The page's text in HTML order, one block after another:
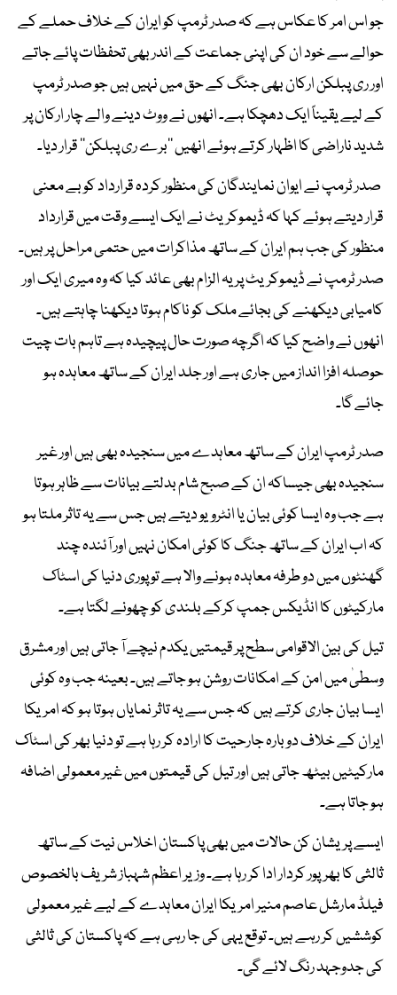
جو اس امر کا عکاس ہے کہ صدر ٹرمپ کو ایران کے خلاف حملے کے
حوالے سے خود ان کی اپنی جماعت کے اندر بھی تحفظات پائے جاتے
اور ری پبلکن ارکان بھی جنگ کے حق میں نہیں ہیں جو صدر ٹرمپ
کے لیے یقیناً ایک دھچکا ہے۔ انھوں نے ووٹ دینے والے چار ارکان پر
شدید ناراضی کا اظہار کرتے ہوئے انھیں ’’برے ری پبلکن‘‘ قرار دیا۔
صدر ٹرمپ نے ایوان نمایندگان کی منظور کردہ قرارداد کو بے معنی
قرار دیتے ہوئے کہا کہ ڈیموکریٹ نے ایک ایسے وقت میں قرارداد
منظور کی جب ہم ایران کے ساتھ مذاکرات میں حتمی مراحل پر ہیں۔
صدر ٹرمپ نے ڈیموکریٹ پر یہ الزام بھی عائد کیا کہ وہ میری ایک اور
کامیابی دیکھنے کی بجائے ملک کو ناکام ہوتا دیکھنا چاہتے ہیں۔
انھوں نے واضح کیا کہ اگرچہ صورت حال پیچیدہ ہے تاہم بات چیت
حوصلہ افزا انداز میں جاری ہے اور جلد ایران کے ساتھ معاہدہ ہو
جائے گا۔
صدر ٹرمپ ایران کے ساتھ معاہدے میں سنجیدہ بھی ہیں اور غیر
سنجیدہ بھی جیساکہ ان کے صبح شام بدلتے بیانات سے ظاہر ہوتا
ہے جب وہ ایسا کوئی بیان یا انٹرویو دیتے ہیں جس سے یہ تاثر ملتا ہو
کہ اب ایران کے ساتھ جنگ کا کوئی امکان نہیں اور آئندہ چند
گھنٹوں میں دو طرفہ معاہدہ ہونے والا ہے تو پوری دنیا کی اسٹاک
مارکیٹوں کا انڈیکس جمپ کرکے بلندی کو چھونے لگتا ہے۔
تیل کی بین الاقوامی سطح پر قیمتیں یکدم نیچے آ جاتی ہیں اور مشرق
وسطیٰ میں امن کے امکانات روشن ہو جاتے ہیں۔ بعینہ جب وہ کوئی
ایسا بیان جاری کرتے ہیں کہ جس سے یہ تاثر نمایاں ہوتا ہو کہ امریکا
ایران کے خلاف دوبارہ جارحیت کا ارادہ کر رہا ہے تو دنیا بھر کی اسٹاک
مارکیٹیں بیٹھ جاتی ہیں اور تیل کی قیمتوں میں غیر معمولی اضافہ
ہو جاتا ہے۔
ایسے پریشان کن حالات میں بھی پاکستان اخلاس نیت کے ساتھ
ثالثی کا بھرپور کردار ادا کر رہا ہے۔ وزیر اعظم شہباز شریف بالخصوص
فیلڈ مارشل عاصم منیر امریکا ایران معاہدے کے لیے غیر معمولی
کوششیں کر رہے ہیں۔ توقع یہی کی جا رہی ہے کہ پاکستان کی ثالثی
کی جدوجہد رنگ لائے گی۔